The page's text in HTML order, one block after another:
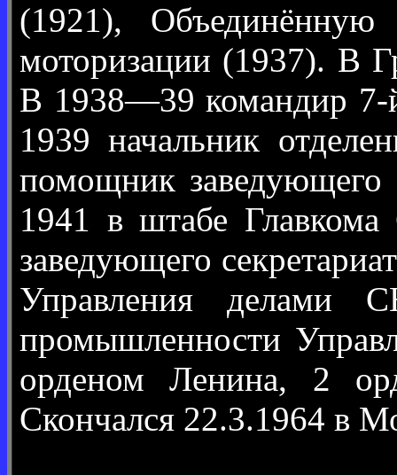
(1921),
моторизации (1937). В
В 1938—39 командир 7-
1939 начальник
помощник
1941 в штабе
заведующего
Управления делами
промышленности
орденом Ленина, 2
Скончался 22.3.1964 в